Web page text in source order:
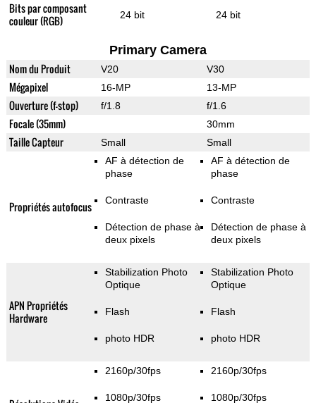
Bits par composant
couleur (RGB)
24 bit 24 bit
Primary Camera
Nom du Produit V20 V30
Mégapixel 16-MP 13-MP
Ouverture (f-stop) f/1.8 f/1.6
Focale (35mm) 30mm
Taille Capteur Small Small
Propriétés autofocus
AF à détection de
phase
Contraste
Détection de phase à
deux pixels
AF à détection de
phase
Contraste
Détection de phase à
deux pixels
APN Propriétés
Hardware
Stabilization Photo
Optique
Flash
photo HDR
Stabilization Photo
Optique
Flash
photo HDR
2160p/30fps
1080p/30fps
2160p/30fps
1080p/30fps